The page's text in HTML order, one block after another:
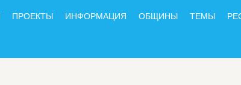
ПРОЕКТЫ ИНФОРМАЦИЯ ОБЩИНЫ ТЕМЫ